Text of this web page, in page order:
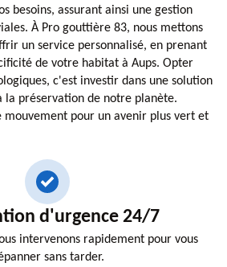
besoins, assurant ainsi une gestion
À Pro gouttière 83, nous mettons
un service personnalisé, en prenant
de votre habitat à Aups. Opter
c'est investir dans une solution
la préservation de notre planète.
mouvement pour un avenir plus vert et
d'urgence 24/7
intervenons rapidement pour vous
sans tarder.